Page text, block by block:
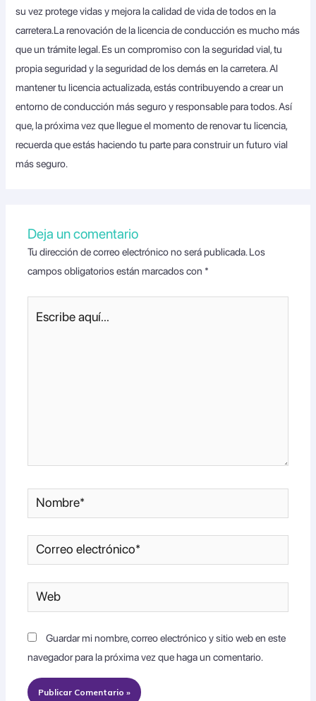
su vez protege vidas y mejora la calidad de vida de todos en la
carretera.La renovación de la licencia de conducción es mucho más
que un trámite legal. Es un compromiso con la seguridad vial, tu
propia seguridad y la seguridad de los demás en la carretera. Al
mantener tu licencia actualizada, estás contribuyendo a crear un
entorno de conducción más seguro y responsable para todos. Así
que, la próxima vez que llegue el momento de renovar tu licencia,
recuerda que estás haciendo tu parte para construir un futuro vial
más seguro.
Deja un comentario
Tu dirección de correo electrónico no será publicada. Los
campos obligatorios están marcados con *
aquí...
Nombre*
Correo
electrónico*
Web
Guardar mi nombre, correo electrónico y sitio web en este
navegador para la próxima vez que haga un comentario.